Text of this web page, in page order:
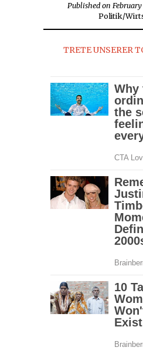
Published on February
Politik/
TRETE UNSERER